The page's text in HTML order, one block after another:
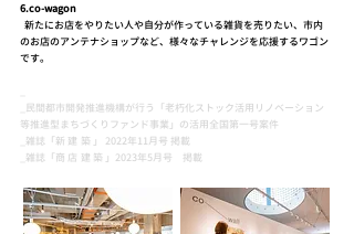
6.co-wagon
新たにお店をやりたい人や自分が作っている雑貨を売りたい、市内
のお店のアンテナショップなど、様々なチャレンジを応援するワゴン
です。
_民間都市開発推進機構が行う「老朽化ストック活用リノベーション
等推進型まちづくりファンド事業」の活用全国第一号案件
_雑誌「新建築 」 2022年11月号 掲載
_雑誌「商店建築 」 2023年5月号 掲載